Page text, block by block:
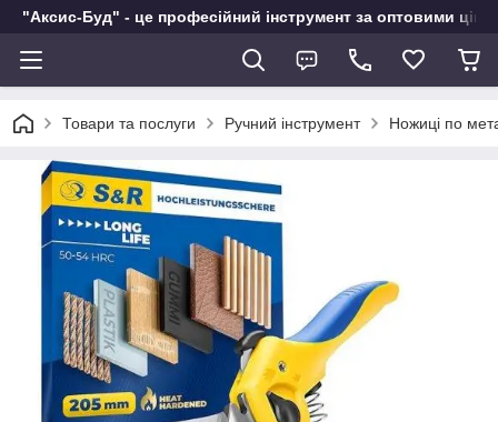
"Аксис-Буд" - це професійний інструмент за оптовими
Товари та послуги Ручний інструмент Ножиці по